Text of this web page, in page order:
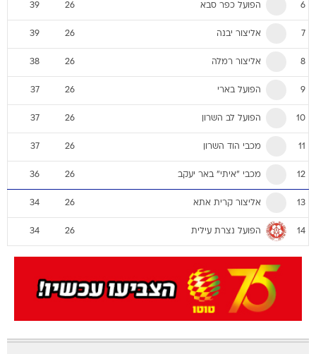
6 הפועל כפר סבא 26
39
7 אליצור יבנה 26
39
8 אליצור רמלה 26
38
9 הפועל בארי 26
37
10 הפועל לב השרון 26
37
11 מכבי הוד השרון 26
37
12 מכבי "איתי" באר יעקב 26
36
13 אליצור קרית אתא 26
34
14 הפועל נצרת עילית 26
34